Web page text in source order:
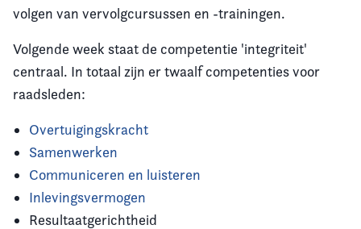
volgen van vervolgcursussen en -trainingen.
Volgende week staat de competentie 'integriteit'
centraal. In totaal zijn er twaalf competenties voor
raadsleden:
Overtuigingskracht
Samenwerken
Communiceren en luisteren
Inlevingsvermogen
Resultaatgerichtheid